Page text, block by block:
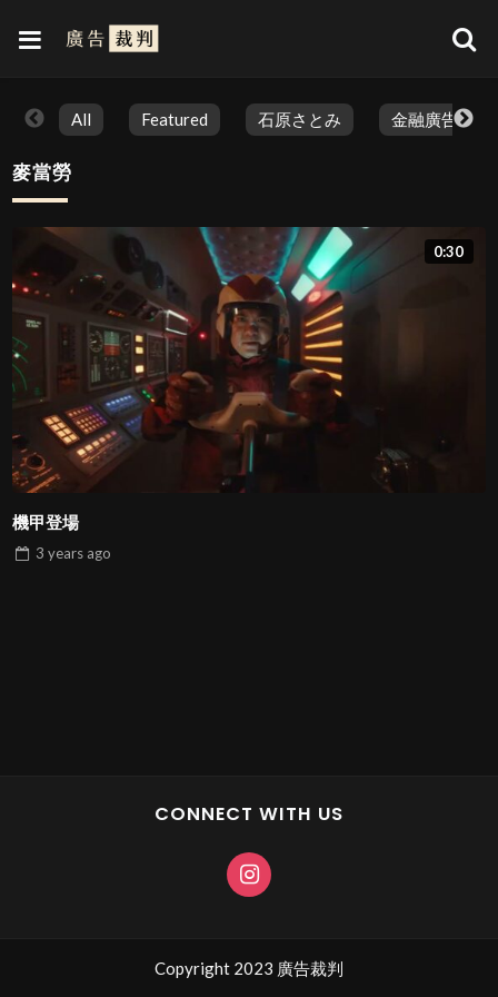
All Featured 石原さとみ 金融廣告
麥當勞
0:30
機甲登場
3 years ago
CONNECT WITH US
Copyright 2023 廣告裁判